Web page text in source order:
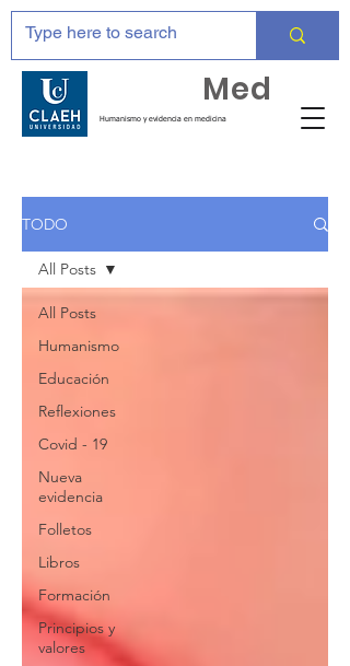
Humanismo y evidencia en medicina
Med
TODO
All Posts
Humanismo
Educación
Reflexiones
Covid - 19
Nueva
evidencia
Folletos
Libros
Formación
Principios y
valores
All Posts